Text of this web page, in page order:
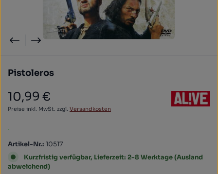
Pistoleros
Regulärer Preis:
10,99 €
Preise inkl. MwSt. zzgl. Versandkosten
.
Artikel-Nr.: 10517
Kurzfristig verfügbar, Lieferzeit: 2-8 Werktage (Ausland
abweichend)